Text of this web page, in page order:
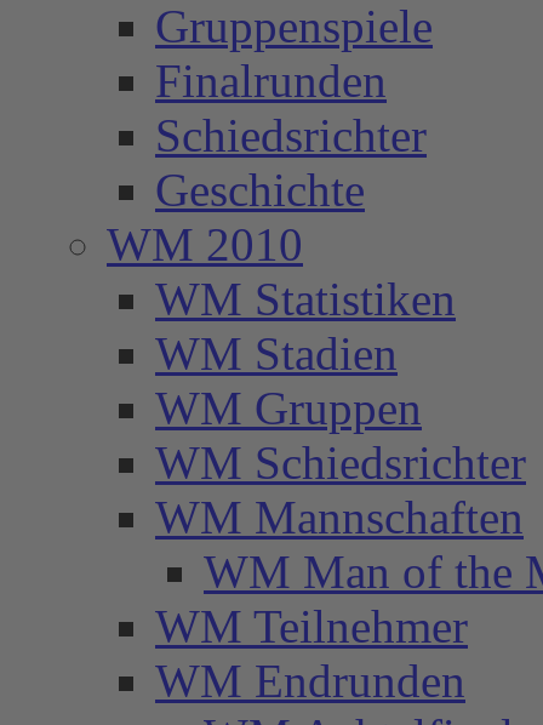
Gruppenspiele
Finalrunden
Schiedsrichter
Geschichte
WM 2010
WM Statistiken
WM Stadien
WM Gruppen
WM Schiedsrichter
WM Mannschaften
WM Man of the
WM Teilnehmer
WM Endrunden